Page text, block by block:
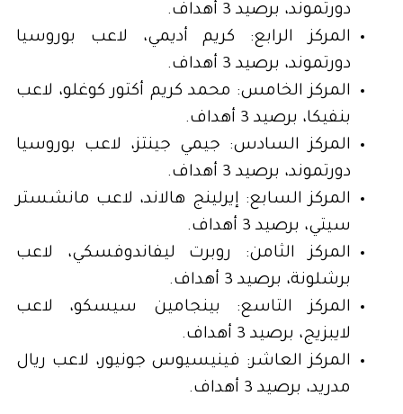
دورتموند، برصيد 3 أهداف.
المركز الرابع: كريم أديمي، لاعب بوروسيا
دورتموند، برصيد 3 أهداف.
المركز الخامس: محمد كريم أكتور كوغلو، لاعب
بنفيكا، برصيد 3 أهداف.
المركز السادس: جيمي جينتز، لاعب بوروسيا
دورتموند، برصيد 3 أهداف.
المركز السابع: إيرلينج هالاند، لاعب مانشستر
سيتي، برصيد 3 أهداف.
المركز الثامن: روبرت ليفاندوفسكي، لاعب
برشلونة، برصيد 3 أهداف.
المركز التاسع: بينجامين سيسكو، لاعب
لايبزيج، برصيد 3 أهداف.
المركز العاشر: فينيسيوس جونيور، لاعب ريال
مدريد، برصيد 3 أهداف.